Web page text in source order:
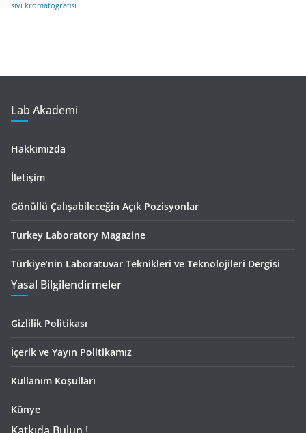
sıvı kromatografisi
Lab Akademi
Hakkımızda
İletişim
Gönüllü Çalışabileceğin Açık Pozisyonlar
Turkey Laboratory Magazine
Türkiye’nin Laboratuvar Teknikleri ve Teknolojileri Dergisi
Yasal Bilgilendirmeler
Gizlilik Politikası
İçerik ve Yayın Politikamız
Kullanım Koşulları
Künye